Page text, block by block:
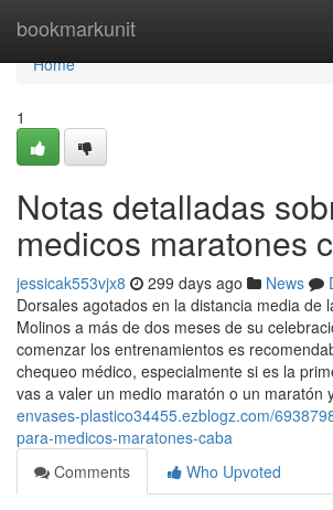
bookmarkunit
Home
Home
1
Notas detalladas
medicos maratones
jessicak553vjx8 299 days ago News
Dorsales agotados en la distancia media de
Molinos a más de dos meses de su
comenzar los entrenamientos es
chequeo médico, especialmente si es la
vas a valer un medio maratón o un maratón
envases-plastico34455.ezblogz.com/
para-medicos-maratones-caba
Comments
Who Upvoted